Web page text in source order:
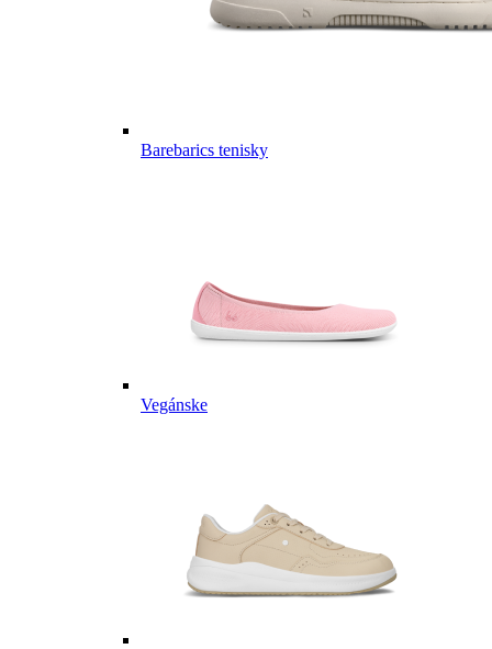
Barebarics tenisky
Vegánske